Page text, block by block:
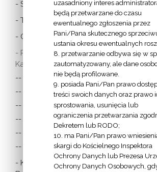
- Stolica Apostolska
- Twitter Papieża
- Czytania z dnia
- Polska Misja
Katolicka:
-- w Austrii
-- w Anglii i Walii
-- w Irlandii
-- we Francji
-- w Niemczech
-- w Szkocji
- Katolicka
uzasadniony interes
będą przetwarzane do czasu
ewentualnego zgłoszenia przez
Pani/Pana skutecznego
ustania okresu ewentualnych
8. przetwarzanie odbywa się w
zautomatyzowany, ale dane
nie będą profilowane.
9. posiada Pani/Pan prawo
treści swoich danych oraz prawo
sprostowania, usunięcia lub
ograniczenia przetwarzania
Dekretem lub RODO;
10. ma Pani/Pan prawo
skargi do Kościelnego Inspektora
Ochrony Danych lub Prezesa
Ochrony Danych Osobowych,